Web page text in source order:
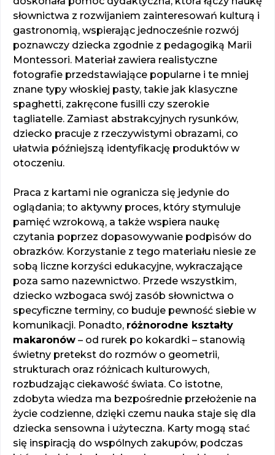
słownictwa z rozwijaniem zainteresowań kulturą i
gastronomią, wspierając jednocześnie rozwój
poznawczy dziecka zgodnie z pedagogiką Marii
Montessori. Materiał zawiera realistyczne
fotografie przedstawiające popularne i te mniej
znane typy włoskiej pasty, takie jak klasyczne
spaghetti, zakręcone fusilli czy szerokie
tagliatelle. Zamiast abstrakcyjnych rysunków,
dziecko pracuje z rzeczywistymi obrazami, co
ułatwia późniejszą identyfikację produktów w
otoczeniu.
Praca z kartami nie ogranicza się jedynie do
oglądania; to aktywny proces, który stymuluje
pamięć wzrokową, a także wspiera naukę
czytania poprzez dopasowywanie podpisów do
obrazków. Korzystanie z tego materiału niesie ze
sobą liczne korzyści edukacyjne, wykraczające
poza samo nazewnictwo. Przede wszystkim,
dziecko wzbogaca swój zasób słownictwa o
specyficzne terminy, co buduje pewność siebie w
komunikacji. Ponadto, różnorodne kształty
makaronów – od rurek po kokardki – stanowią
świetny pretekst do rozmów o geometrii,
strukturach oraz różnicach kulturowych,
rozbudzając ciekawość świata. Co istotne,
zdobyta wiedza ma bezpośrednie przełożenie na
życie codzienne, dzięki czemu nauka staje się dla
dziecka sensowna i użyteczna. Karty mogą stać
się inspiracją do wspólnych zakupów, podczas